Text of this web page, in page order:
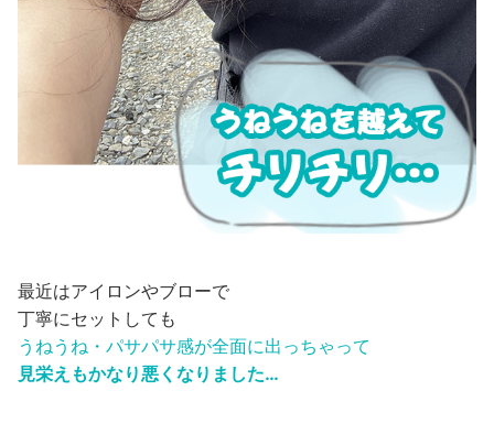
最近はアイロンやブローで
丁寧にセットしても
うねうね・パサパサ感が全面に出っちゃって
見栄えもかなり悪くなりました…